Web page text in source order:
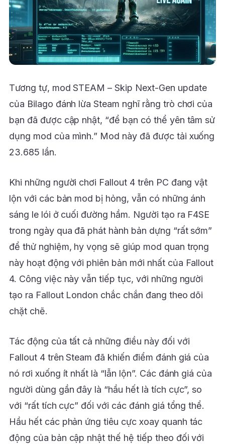
Tương tự, mod STEAM – Skip Next-Gen update
của Bilago đánh lừa Steam nghĩ rằng trò chơi của
bạn đã được cập nhật, “để bạn có thể yên tâm sử
dụng mod của mình.” Mod này đã được tải xuống
23.685 lần.
Khi những người chơi Fallout 4 trên PC đang vật
lộn với các bản mod bị hỏng, vẫn có những ánh
sáng le lói ở cuối đường hầm. Người tạo ra F4SE
trong ngày qua đã phát hành bản dựng “rất sớm”
để thử nghiệm, hy vọng sẽ giúp mod quan trọng
này hoạt động với phiên bản mới nhất của Fallout
4. Công việc này vẫn tiếp tục, với những người
tạo ra Fallout London chắc chắn đang theo dõi
chặt chẽ.
Tác động của tất cả những điều này đối với
Fallout 4 trên Steam đã khiến điểm đánh giá của
nó rơi xuống ít nhất là “lẫn lộn”. Các đánh giá của
người dùng gần đây là “hầu hết là tích cực”, so
với “rất tích cực” đối với các đánh giá tổng thể.
Hầu hết các phản ứng tiêu cực xoay quanh tác
động của bản cập nhật thế hệ tiếp theo đối với